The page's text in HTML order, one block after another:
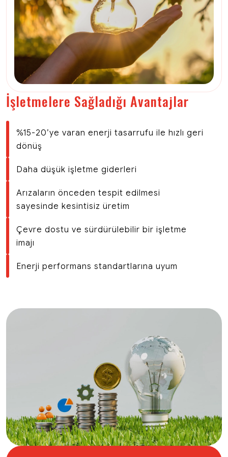
İşletmelere Sağladığı Avantajlar
%15-20’ye varan enerji tasarrufu ile hızlı geri
dönüş
Daha düşük işletme giderleri
Arızaların önceden tespit edilmesi
sayesinde kesintisiz üretim
Çevre dostu ve sürdürülebilir bir işletme
imajı
Enerji performans standartlarına uyum